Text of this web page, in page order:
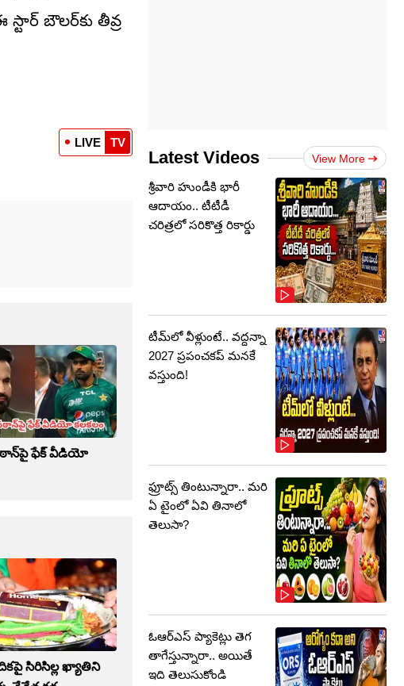
బౌలర్‌కు తీవ్ర
LIVE TV
ఫేక్ వీడియో
సిరిసిల్ల ఖ్యాతిని
Latest Videos View More
శ్రీవారి హుండీకి భారీ
ఆదాయం.. టీటీడీ
చరిత్రలో సరికొత్త రికార్డు
టీమ్‌లో వీళ్లుంటే.. వద్దన్నా
2027 ప్రపంచకప్‌ మనకే
వస్తుంది!
ఫ్రూట్స్‌ తింటున్నారా.. మరి
ఏ టైంలో ఏవి తినాలో
తెలుసా?
ఓఆర్‌ఎస్‌ ప్యాకెట్లు తెగ
తాగేస్తున్నారా.. అయితే
ఇది తెలుసుకోండి